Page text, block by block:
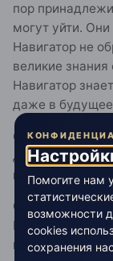
пор
могут уйти.
Навигатор не
великие
Навигатор
даже в
Со временем у
древние
галька на
Обычно те,
Навигаторы,
проводников.
Помогите нам
возможности
cookies
сохранения